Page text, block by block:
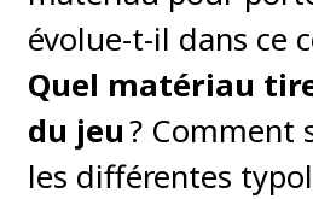
évolue-t-il dans ce
Quel matériau
du jeu? Comment
les différentes